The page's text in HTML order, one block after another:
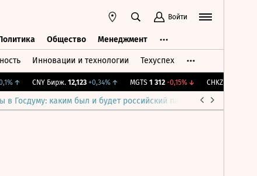
Войти
Общество Менеджмент
Инновации и технологии Техуспех
↑ CNY Бирж. 12,123 +0,34%↑ MGTS 1 312 -0,15%↓ CHKZ 16 050
в Госдуму: каким был и будет российский парламент